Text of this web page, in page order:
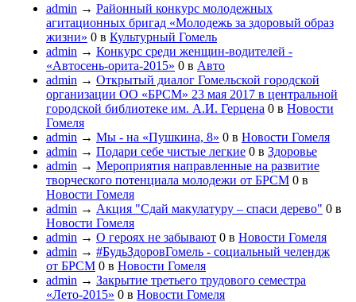
admin → Районный конкурс молодежных
агитационных бригад «Молодежь за здоровый образ
жизни» 0 в Культурный Гомель
admin → Конкурс среди женщин-водителей -
«Автосень-орита-2015» 0 в Авто
admin → Открытый диалог Гомельской городской
организации ОО «БРСМ» 23 мая 2017 в центральной
городской библиотеке им. А.И. Герцена 0 в Новости
Гомеля
admin → Мы - на «Пушкина, 8» 0 в Новости Гомеля
admin → Подари себе чистые легкие 0 в Здоровье
admin → Мероприятия направленные на развитие
творческого потенциала молодежи от БРСМ 0 в
Новости Гомеля
admin → Акция "Сдай макулатуру – спаси дерево" 0 в
Новости Гомеля
admin → О героях не забывают 0 в Новости Гомеля
admin → #БудьЗдоровГомель - социальный челендж
от БРСМ 0 в Новости Гомеля
admin → Закрытие третьего трудового семестра
«Лето-2015» 0 в Новости Гомеля